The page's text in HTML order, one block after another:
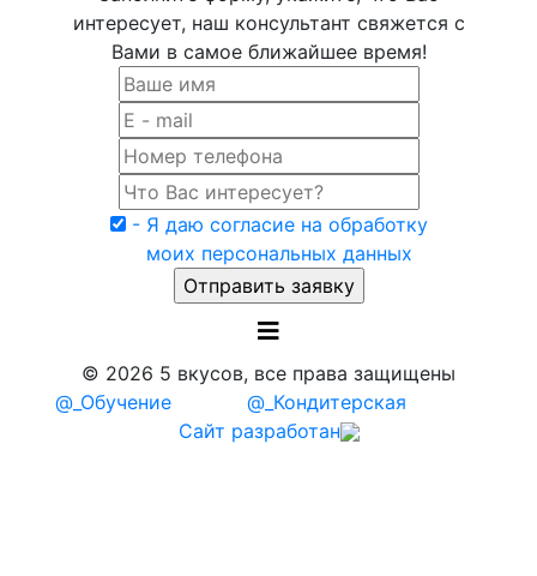
интересует, наш консультант свяжется с
Вами в самое ближайшее время!
- Я даю согласие на обработку
моих персональных данных
© 2026 5 вкусов, все права защищены
@_Обучение
@_Кондитерская
Сайт разработан